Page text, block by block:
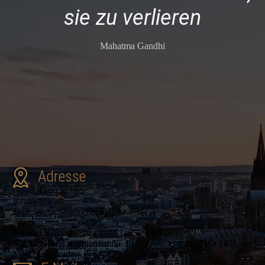
sie zu verlieren
Mahatma Gandhi
Adresse
Timo Müller
Rechtsanwalt
Dipl. Wirtschaftsjurist (FH)
Kanzlei Köln: Tacitusstraße 1a, 50968 Köln
Kanzlei Bonn: Gerhardstraße 1 (vormals: Gartenstraße 102),
Villicher Arkaden, 2. OG, 53225 Bonn